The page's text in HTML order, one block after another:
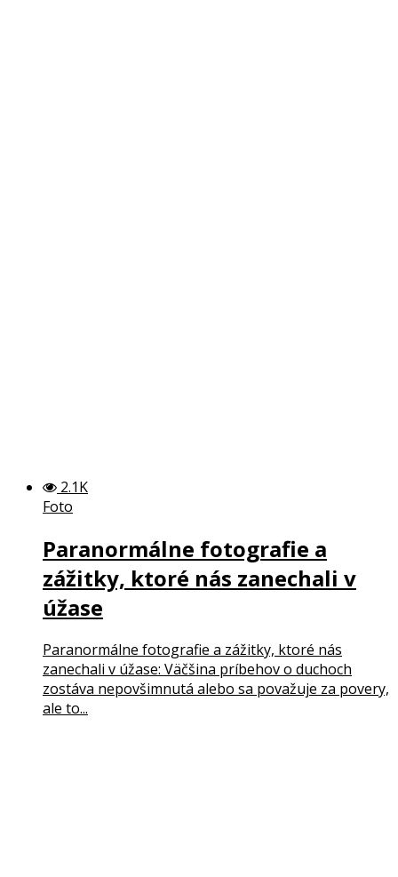
2.1K
Foto
Paranormálne fotografie a
zážitky, ktoré nás zanechali v
úžase
Paranormálne fotografie a zážitky, ktoré nás
zanechali v úžase: Väčšina príbehov o duchoch
zostáva nepovšimnutá alebo sa považuje za povery,
ale to...